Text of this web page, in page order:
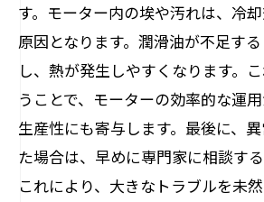
す。モーター内の埃や汚れは、冷
原因となります。潤滑油が不足す
し、熱が発生しやすくなります。
うことで、モーターの効率的な運
生産性にも寄与します。最後に、
た場合は、早めに専門家に相談する
これにより、大きなトラブルを未